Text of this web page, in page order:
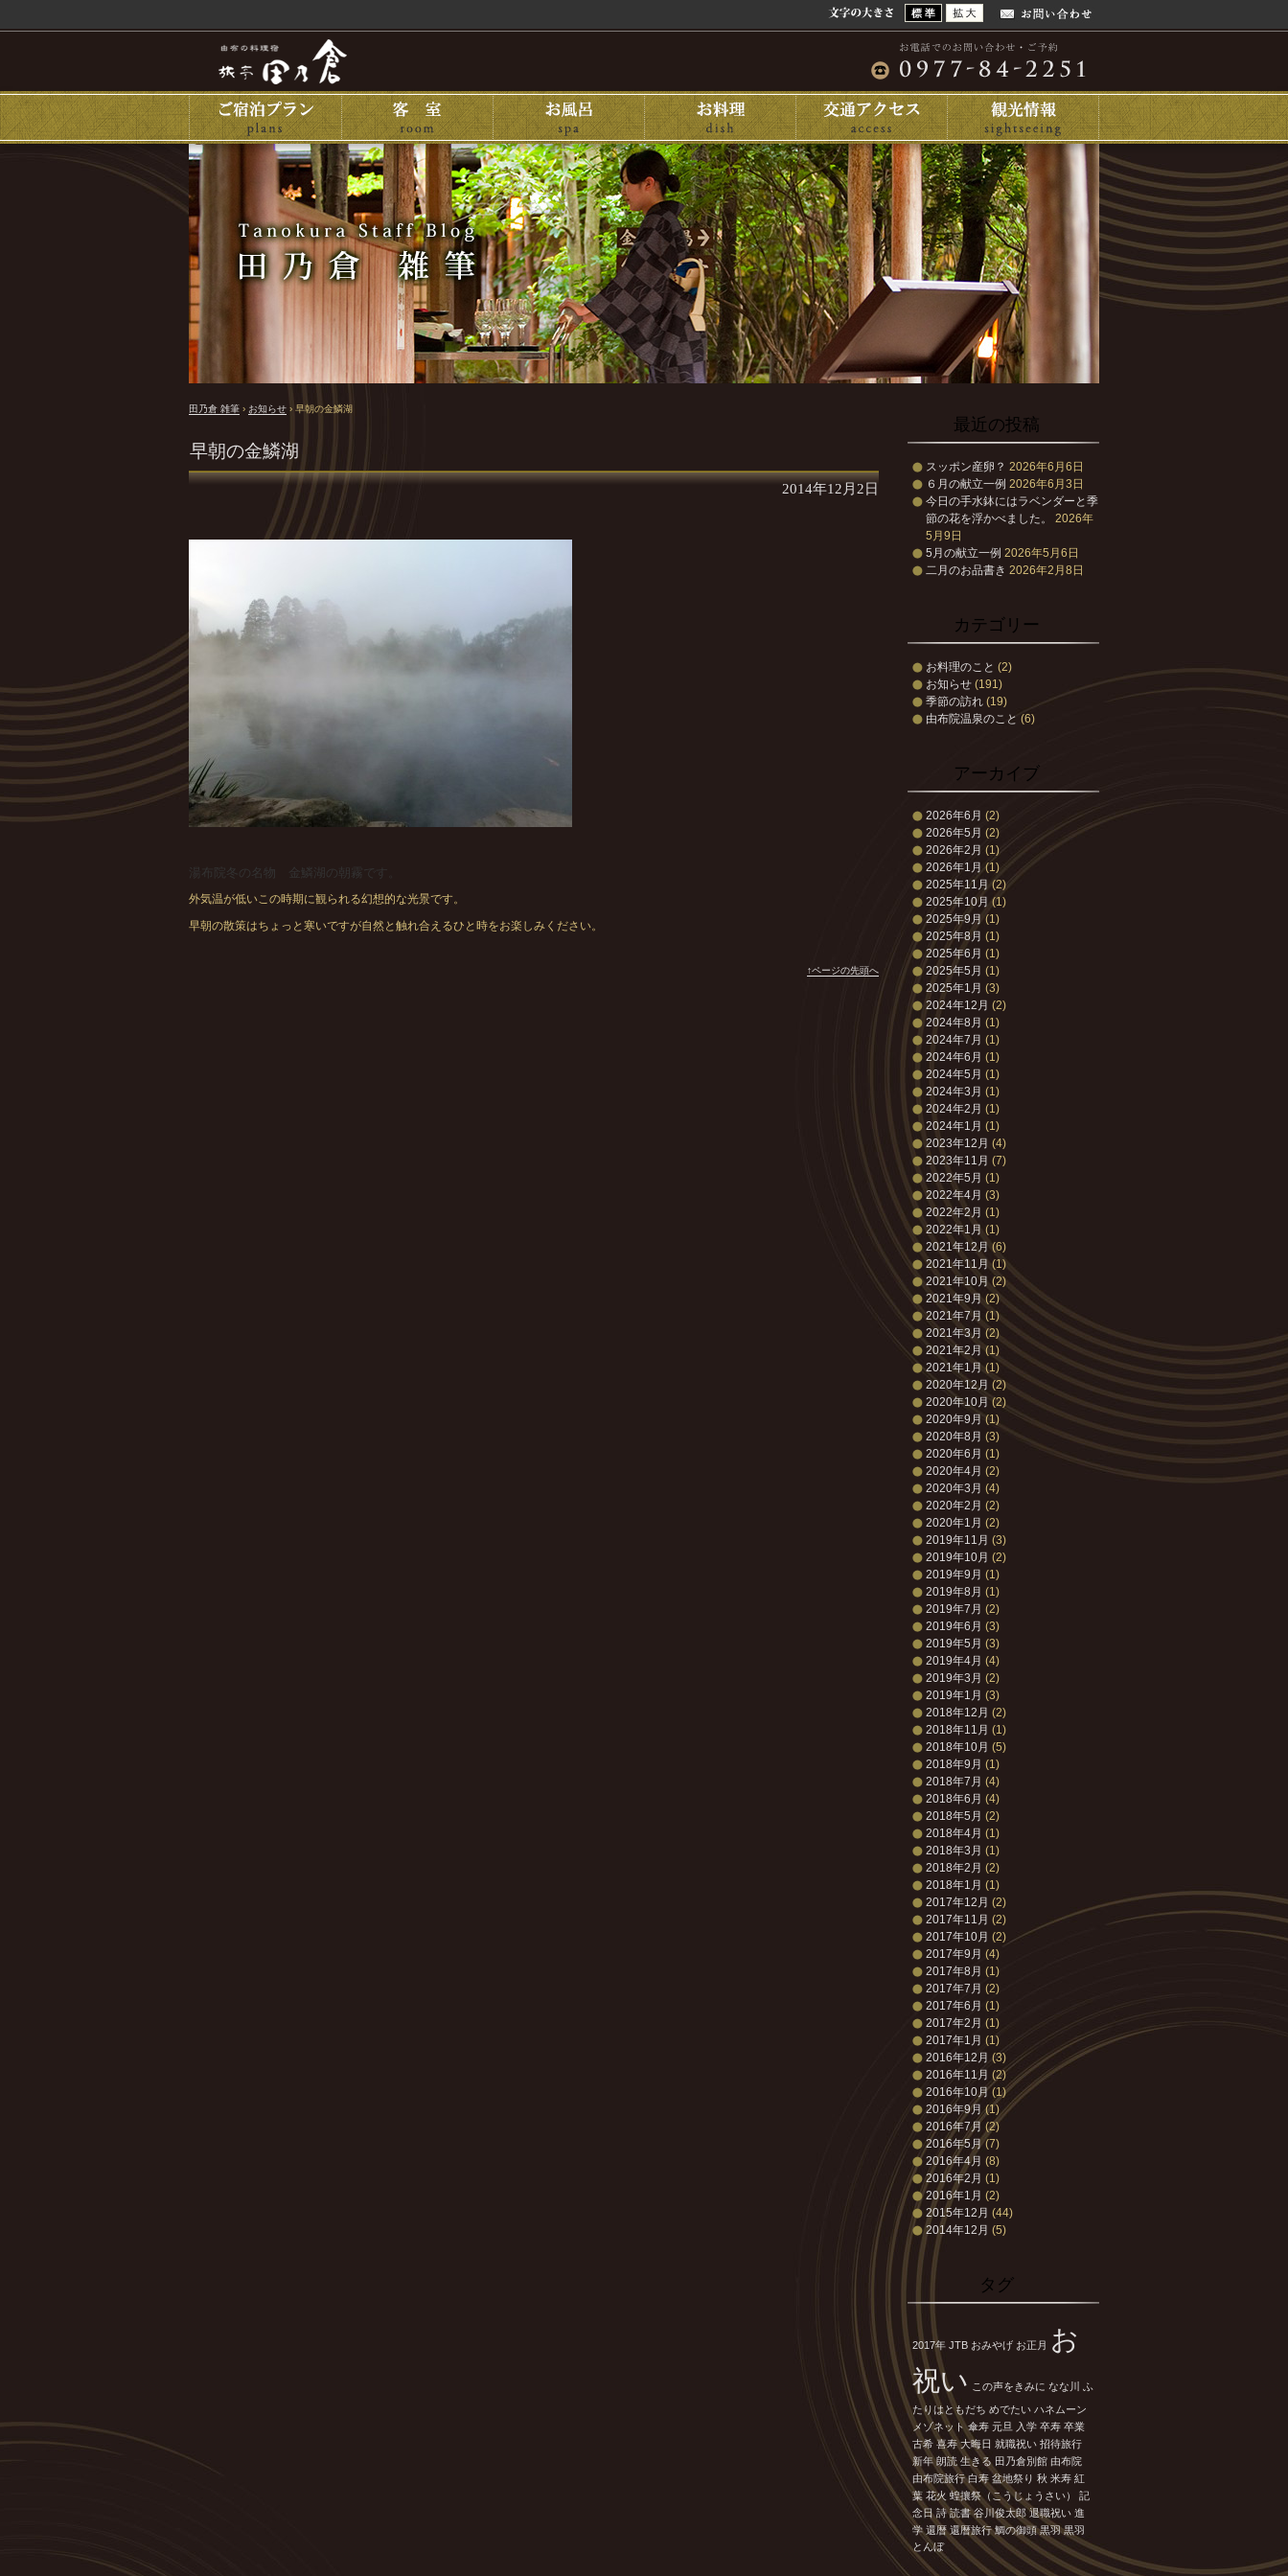
田乃倉 雑筆 › お知らせ › 早朝の金鱗湖
早朝の金鱗湖
2014年12月2日
湯布院冬の名物 金鱗湖の朝霧です。
外気温が低いこの時期に観られる幻想的な光景です。
早朝の散策はちょっと寒いですが自然と触れ合えるひと時をお楽しみください。
↑ページの先頭へ
最近の投稿
スッポン産卵？ 2026年6月6日
６月の献立一例 2026年6月3日
今日の手水鉢にはラベンダーと季
節の花を浮かべました。
2026年
5月9日
5月の献立一例 2026年5月6日
二月のお品書き 2026年2月8日
カテゴリー
お料理のこと (2)
お知らせ (191)
季節の訪れ (19)
由布院温泉のこと (6)
アーカイブ
2026年6月 (2)
2026年5月 (2)
2026年2月 (1)
2026年1月(1)
2025年11月 (2)
2025年10月 (1)
2025年9月 (1)
2025年8月 (1)
2025年6月 (1)
2025年5月 (1)
2025年1月 (3)
2024年12月 (2)
2024年8月 (1)
2024年7月 (1)
2024年6月 (1)
2024年5月 (1)
2024年3月 (1)
2024年2月 (1)
2024年1月 (1)
2023年12月 (4)
2023年11月 (7)
2022年5月 (1)
2022年4月 (3)
2022年2月 (1)
2022年1月 (1)
2021年12月 (6)
2021年11月 (1)
2021年10月 (2)
2021年9月 (2)
2021年7月 (1)
2021年3月 (2)
2021年2月 (1)
2021年1月 (1)
2020年12月 (2)
2020年10月 (2)
2020年9月 (1)
2020年8月 (3)
2020年6月 (1)
2020年4月 (2)
2020年3月 (4)
2020年2月 (2)
2020年1月 (2)
2019年11月 (3)
2019年10月 (2)
2019年9月 (1)
2019年8月 (1)
2019年7月 (2)
2019年6月 (3)
2019年5月 (3)
2019年4月 (4)
2019年3月 (2)
2019年1月 (3)
2018年12月 (2)
2018年11月 (1)
2018年10月 (5)
2018年9月 (1)
2018年7月 (4)
2018年6月 (4)
2018年5月 (2)
2018年4月 (1)
2018年3月 (1)
2018年2月 (2)
2018年1月 (1)
2017年12月 (2)
2017年11月 (2)
2017年10月 (2)
2017年9月 (4)
2017年8月 (1)
2017年7月 (2)
2017年6月 (1)
2017年2月 (1)
2017年1月 (1)
2016年12月 (3)
2016年11月 (2)
2016年10月(1)
2016年9月 (1)
2016年7月 (2)
2016年5月(7)
2016年4月 (8)
2016年2月 (1)
2016年1月 (2)
2015年12月 (44)
2014年12月 (5)
タグ
2017年 JTB おみやげ お正月 お
祝い この声をきみに なな川 ふ
たりはともだち めでたい ハネムーン
メゾネット 傘寿 元旦 入学 卒寿 卒業
古希 喜寿 大晦日 就職祝い 招待旅行
新年 朗読 生きる 田乃倉別館 由布院
由布院旅行 白寿 盆地祭り 秋 米寿 紅
葉 花火 蝗攘祭（こうじょうさい）
記
念日 詩 読書 谷川俊太郎 退職祝い 進
学 還暦 還暦旅行 鯛の御頭 黒羽 黒羽
とんぼ